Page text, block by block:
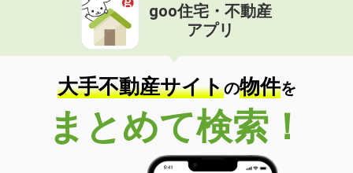
goo住宅・不動産
アプリ
大手不動産サイトの物件を
まとめて検索！